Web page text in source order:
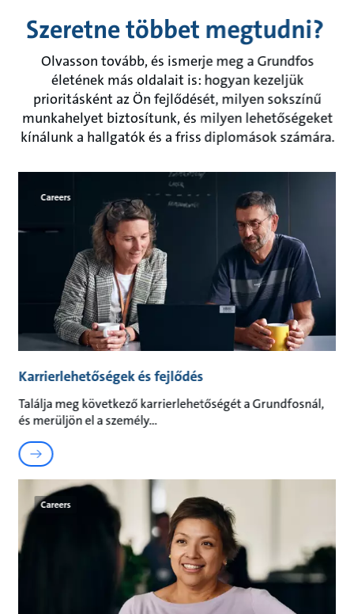
Szeretne többet megtudni?
Olvasson tovább, és ismerje meg a Grundfos
életének más oldalait is: hogyan kezeljük
prioritásként az Ön fejlődését, milyen sokszínű
munkahelyet biztosítunk, és milyen lehetőségeket
kínálunk a hallgatók és a friss diplomások számára.
Careers
Karrierlehetőségek és fejlődés
Találja meg következő karrierlehetőségét a Grundfosnál,
és merüljön el a személy
Careers